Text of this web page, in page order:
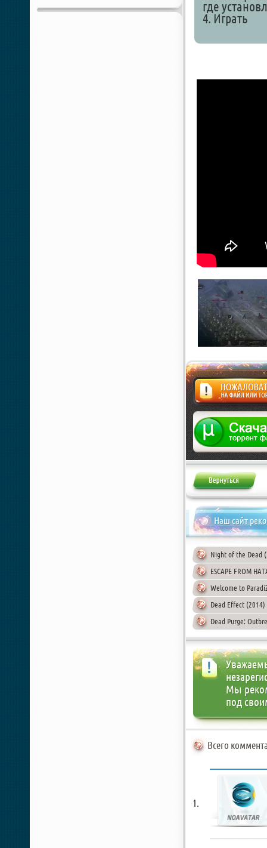
где
4. Играть
Жалоба
Наш сайт
Night of the Dead
ESCAPE FROM
Welcome to
Dead Effect (2014)
Dead Purge:
Мы
под
Всего